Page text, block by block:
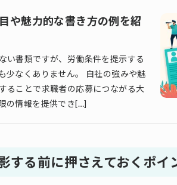
や魅力的な書き方の例を紹
い書類ですが、労働条件を提示する
少なくありません。 自社の強みや魅
ることで求職者の応募につながる大
の情報を提供でき[…]
する前に押さえておくポイ